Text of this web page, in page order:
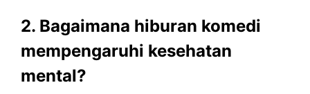
2. Bagaimana hiburan komedi
mempengaruhi kesehatan
mental?